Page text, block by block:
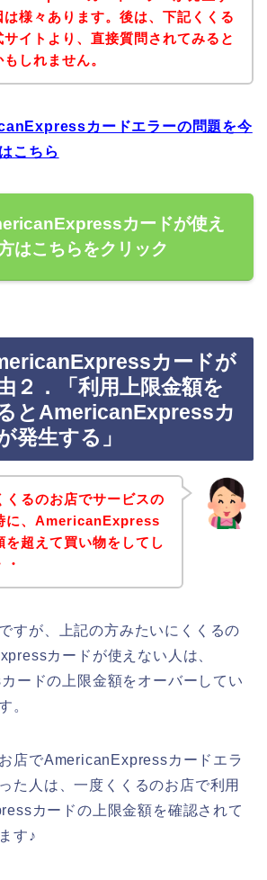
は様々あります。後は、下記くくる
サイトより、直接質問されてみると
しれません。
カードエラーの問題を今
こちら
カードが使え
はこちらをクリック
カードが
２．「利用上限金額を
とAmericanExpressカ
発生する」
くるのお店でサービスの
に、AmericanExpress
を超えて買い物をしてし
すが、上記の方みたいにくくるの
カードが使えない人は、
ードの上限金額をオーバーしてい
。
店でAmericanExpressカードエラ
た人は、一度くくるのお店で利用
カードの上限金額を確認されて
す♪